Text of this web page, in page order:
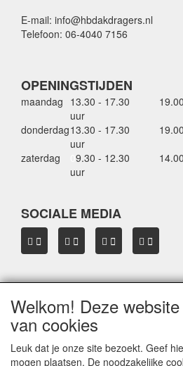
E-mail: info@hbdakdragers.nl
Telefoon: 06-4040 7156
OPENINGSTIJDEN
maandag 13.30 - 17.30
uur
donderdag13.30 - 17.30
uur
zaterdag
9.30 - 12.30
uur
SOCIALE MEDIA
OVER
Dakkoffer verhuur Hardinxveld-
Verkoop dakkoffers en skiboxen
Welkom! Deze
van cookies
Leuk dat je onze site bezoekt. Geef
mogen plaatsen. De noodzakelijke